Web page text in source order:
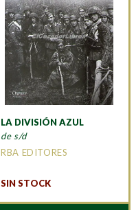
LA DIVISIÓN AZUL
de s/d
RBA EDITORES
SIN STOCK